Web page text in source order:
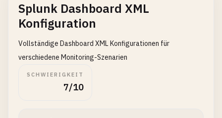
Splunk Dashboard XML
Konfiguration
Vollständige Dashboard XML Konfigurationen für
verschiedene Monitoring-Szenarien
SCHWIERIGKEIT
7/10